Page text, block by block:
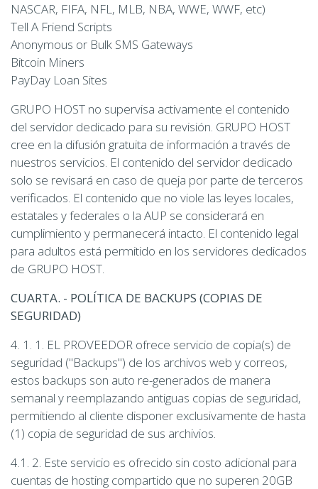
NASCAR, FIFA, NFL, MLB, NBA, WWE, WWF, etc)
Tell A Friend Scripts
Anonymous or Bulk SMS Gateways
Bitcoin Miners
PayDay Loan Sites
GRUPO HOST no supervisa activamente el contenido
del servidor dedicado para su revisión. GRUPO HOST
cree en la difusión gratuita de información a través de
nuestros servicios. El contenido del servidor dedicado
solo se revisará en caso de queja por parte de terceros
verificados. El contenido que no viole las leyes locales,
estatales y federales o la AUP se considerará en
cumplimiento y permanecerá intacto. El contenido legal
para adultos está permitido en los servidores dedicados
de GRUPO HOST.
CUARTA. - POLÍTICA DE BACKUPS (COPIAS DE
SEGURIDAD)
4. 1. 1. EL PROVEEDOR ofrece servicio de copia(s) de
seguridad ("Backups") de los archivos web y correos,
estos backups son auto re-generados de manera
semanal y reemplazando antiguas copias de seguridad,
permitiendo al cliente disponer exclusivamente de hasta
(1) copia de seguridad de sus archivios.
4.1. 2. Este servicio es ofrecido sin costo adicional para
cuentas de hosting compartido que no superen 20GB